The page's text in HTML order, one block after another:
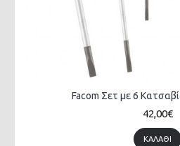
Facom Σετ με 6
42,00€
ΚΑΛΆΘΙ